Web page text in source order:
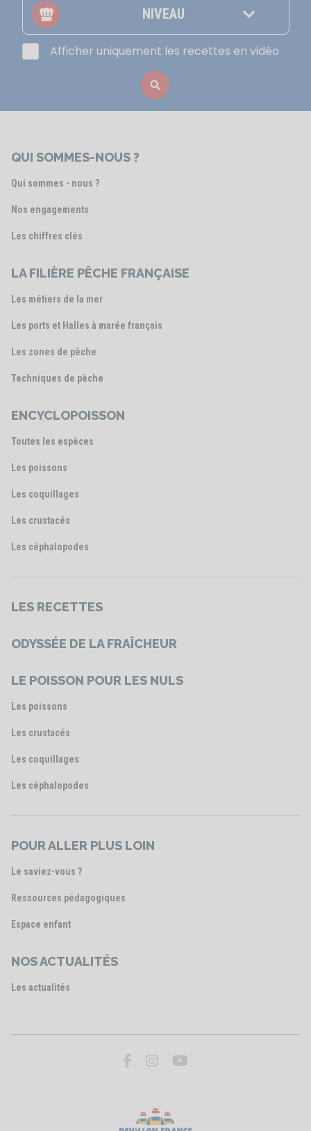
NIVEAU
Afficher uniquement les recettes en vidéo
QUI SOMMES-NOUS ?
Qui sommes - nous ?
Nos engagements
Les chiffres clés
LA FILIÈRE PÊCHE FRANÇAISE
Les métiers de la mer
Les ports et Halles à marée français
Les zones de pêche
Techniques de pêche
ENCYCLOPOISSON
Toutes les espèces
Les poissons
Les coquillages
Les crustacés
Les céphalopodes
LES RECETTES
ODYSSÉE DE LA FRAÎCHEUR
LE POISSON POUR LES NULS
Les poissons
Les crustacés
Les coquillages
Les céphalopodes
POUR ALLER PLUS LOIN
Le saviez-vous ?
Ressources pédagogiques
Espace enfant
NOS ACTUALITÉS
Les actualités